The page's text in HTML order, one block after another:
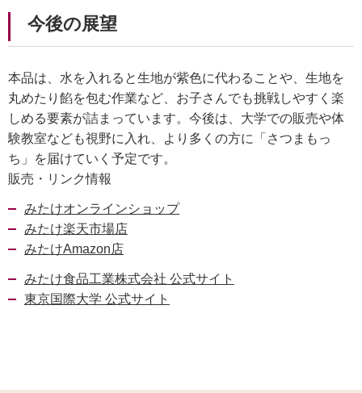
今後の展望
本品は、水を入れると生地が紫色に代わることや、生地を
丸めたり餡を包む作業など、お子さんでも挑戦しやすく楽
しめる要素が詰まっています。今後は、大学での販売や体
験教室なども視野に入れ、より多くの方に「さつまもっ
ち」を届けていく予定です。
販売・リンク情報
みたけオンラインショップ
みたけ楽天市場店
みたけAmazon店
みたけ食品工業株式会社 公式サイト
東京国際大学 公式サイト